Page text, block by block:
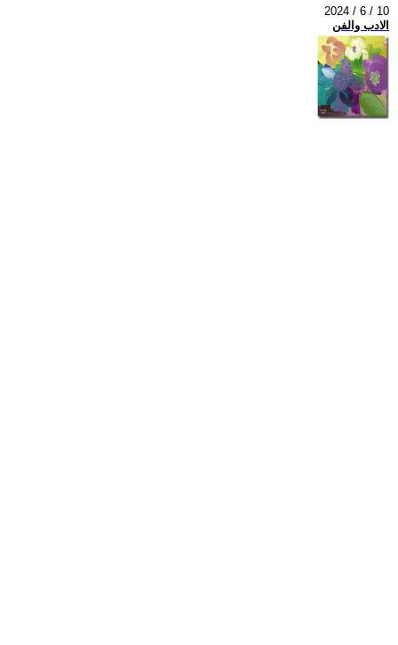
2024 / 6 / 10
الادب والفن